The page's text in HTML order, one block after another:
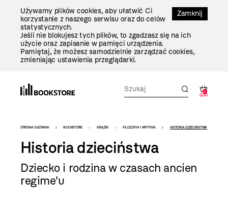
Zamknij
Używamy plików cookies, aby ułatwić Ci
korzystanie z naszego serwisu oraz do celów
statystycznych.
Jeśli nie blokujesz tych plików, to zgadzasz się na ich
użycie oraz zapisanie w pamięci urządzenia.
Pamiętaj, że możesz samodzielnie zarządzać cookies,
zmieniając ustawienia przeglądarki.
0
0,00
Bookstore
-
szablon
szczegóły
STRONA GŁÓWNA BOOKSTORE KSIĄŻKI FILOZOFIA I KRYTYKA HISTORIA DZIECIŃSTWA
Historia dzieciństwa
Dziecko i rodzina w czasach ancien
regime'u